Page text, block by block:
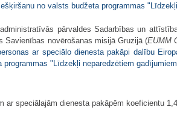
no valsts budžeta programmas
pārvaldes Sadarbības un
Savienības novērošanas misijā Gruzijā (EUMM
ar speciālo dienesta pakāpi dalību
"Līdzekļi neparedzētiem
ar speciālajām dienesta pakāpēm koeficientu